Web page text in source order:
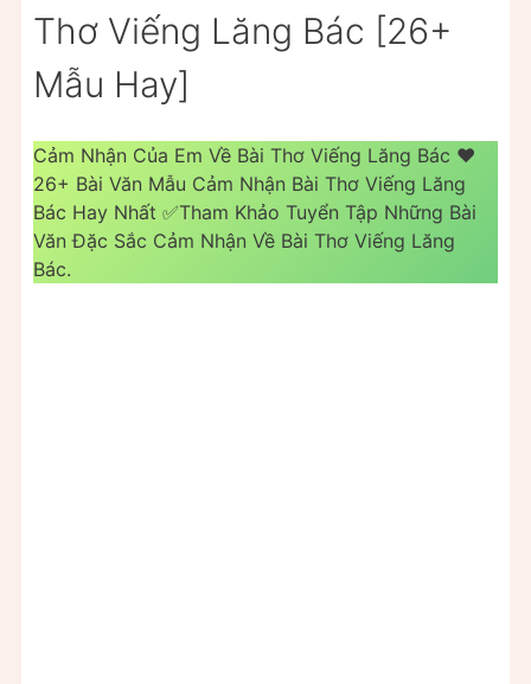
Thơ Viếng Lăng Bác [26+
Mẫu Hay]
Cảm Nhận Của Em Về Bài Thơ Viếng Lăng Bác ❤️️
26+ Bài Văn Mẫu Cảm Nhận Bài Thơ Viếng Lăng
Bác Hay Nhất ✅Tham Khảo Tuyển Tập Những Bài
Văn Đặc Sắc Cảm Nhận Về Bài Thơ Viếng Lăng
Bác.